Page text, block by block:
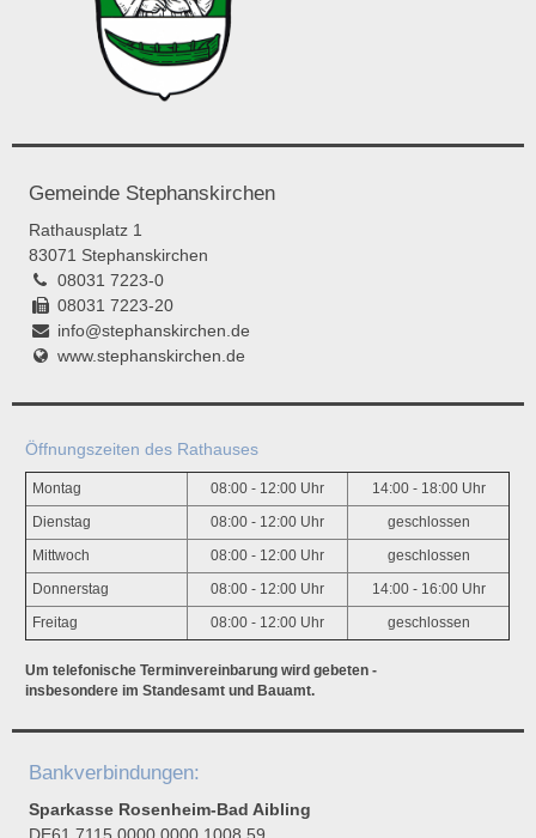
Gemeinde Stephanskirchen
Rathausplatz 1
83071 Stephanskirchen
08031 7223-0
08031 7223-20
info@stephanskirchen.de
www.stephanskirchen.de
Öffnungszeiten des Rathauses
Montag 08:00 - 12:00 Uhr 14:00 - 18:00 Uhr
Dienstag 08:00 - 12:00 Uhr geschlossen
Mittwoch 08:00 - 12:00 Uhr geschlossen
Donnerstag 08:00 - 12:00 Uhr 14:00 - 16:00 Uhr
Freitag 08:00 - 12:00 Uhr geschlossen
Um telefonische Terminvereinbarung wird gebeten -
insbesondere im Standesamt und Bauamt.
Bankverbindungen:
Sparkasse Rosenheim-Bad Aibling